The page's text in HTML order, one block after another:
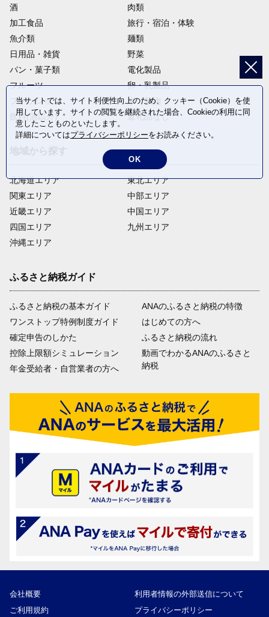
酒
肉類
加工食品
旅行・宿泊・体験
魚介類
麺類
日用品・雑貨
野菜
パン・菓子類
電化製品
フルーツ
卵・乳製品
ファッション
米・穀物
飲料(酒以外)
返礼品なし
北海道エリア
関東エリア
近畿エリア
四国エリア
沖縄エリア
東北エリア
中部エリア
中国エリア
九州エリア
ふるさと納税ガイド
ふるさと納税の基本ガイド
ワンストップ特例制度ガイド
確定申告のしかた
控除上限額シミュレーション
年金受給者・自営業者の方へ
ANAのふるさと納税の特徴
はじめての方へ
ふるさと納税の流れ
動画でわかるANAのふるさと
納税
会社概要
利用者情報の外部送信について
ご利用規約
プライバシーポリシー
当サイトでは、サイト利便性向上のため、クッキー（Cookie）を使
用しています。サイトの閲覧を継続された場合、Cookieの利用に同
意したことものといたします。
詳細についてはプライバシーポリシーをお読みください。
OK